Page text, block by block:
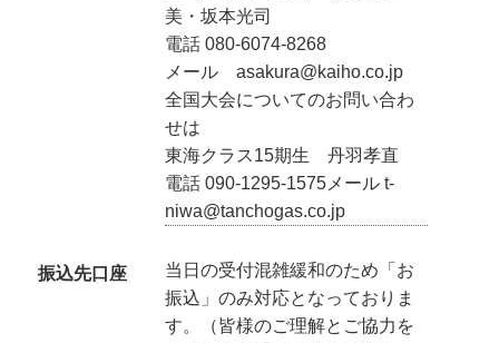
美・坂本光司
電話 080-6074-8268
メール asakura@kaiho.co.jp
全国大会についてのお問い合わ
せは
東海クラス15期生 丹羽孝直
電話 090-1295-1575メール t-
niwa@tanchogas.co.jp
振込先口座
当日の受付混雑緩和のため「お
振込」のみ対応となっておりま
す。（皆様のご理解とご協力を